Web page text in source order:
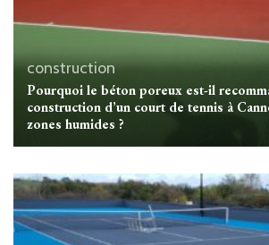
construction
Pourquoi le béton poreux est-il
construction d’un court de tennis à
zones humides ?